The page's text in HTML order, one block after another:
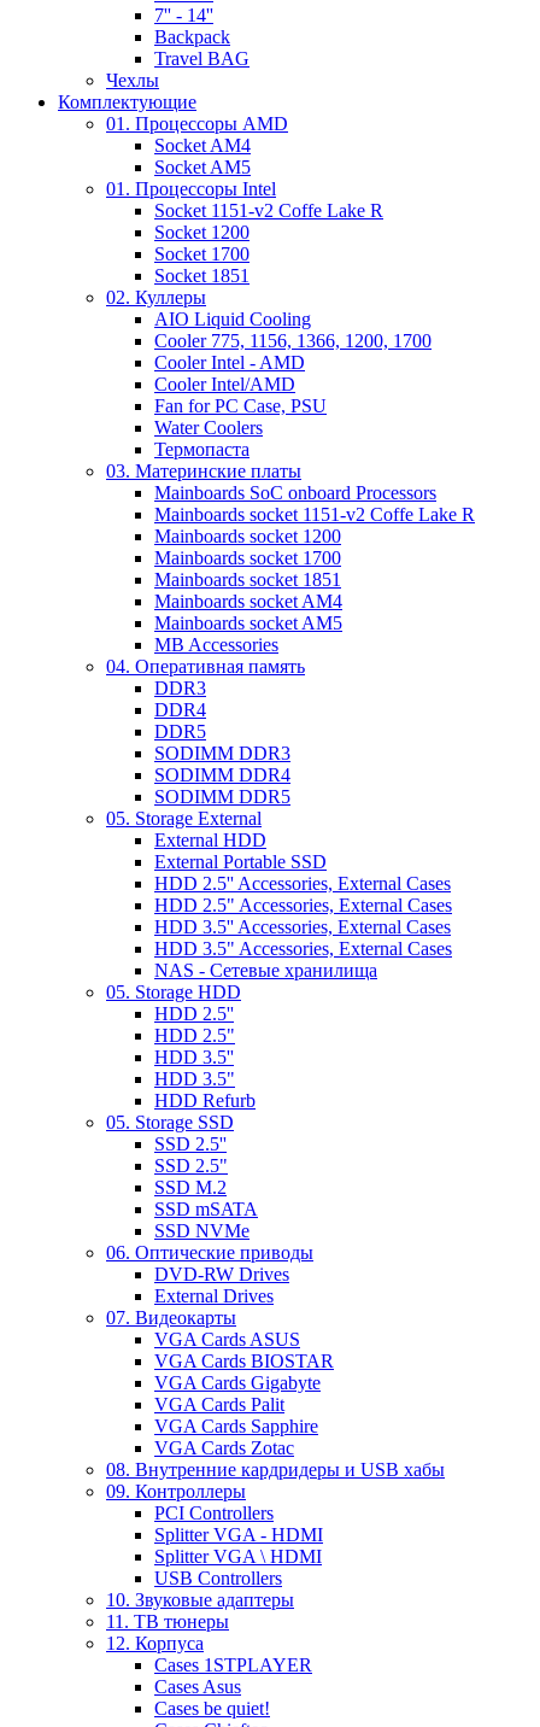
7'' - 14''
Backpack
Travel BAG
Чехлы
Комплектующие
01. Процессоры AMD
Socket AM4
Socket AM5
01. Процессоры Intel
Socket 1151-v2 Coffe Lake R
Socket 1200
Socket 1700
Socket 1851
02. Куллеры
AIO Liquid Cooling
Cooler 775, 1156, 1366, 1200, 1700
Cooler Intel - AMD
Cooler Intel/AMD
Fan for PC Case, PSU
Water Coolers
Термопаста
03. Материнские платы
Mainboards SoC onboard Processors
Mainboards socket 1151-v2 Coffe Lake R
Mainboards socket 1200
Mainboards socket 1700
Mainboards socket 1851
Mainboards socket AM4
Mainboards socket AM5
MB Accessories
04. Оперативная память
DDR3
DDR4
DDR5
SODIMM DDR3
SODIMM DDR4
SODIMM DDR5
05. Storage External
External HDD
External Portable SSD
HDD 2.5'' Accessories, External Cases
HDD 2.5" Accessories, External Cases
HDD 3.5'' Accessories, External Cases
HDD 3.5" Accessories, External Cases
NAS - Сетевые хранилища
05. Storage HDD
HDD 2.5''
HDD 2.5"
HDD 3.5''
HDD 3.5"
HDD Refurb
05. Storage SSD
SSD 2.5''
SSD 2.5"
SSD M.2
SSD mSATA
SSD NVMe
06. Оптические приводы
DVD-RW Drives
External Drives
07. Видеокарты
VGA Cards ASUS
VGA Cards BIOSTAR
VGA Cards Gigabyte
VGA Cards Palit
VGA Cards Sapphire
VGA Cards Zotac
08. Внутренние кардридеры и USB хабы
09. Контроллеры
PCI Controllers
Splitter VGA - HDMI
Splitter VGA \ HDMI
USB Controllers
10. Звуковые адаптеры
11. ТВ тюнеры
12. Корпуса
Cases 1STPLAYER
Cases Asus
Cases be quiet!